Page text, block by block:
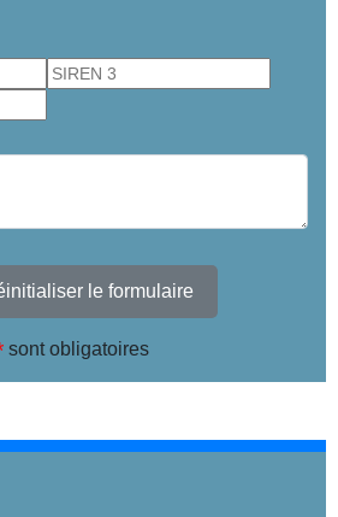
le formulaire
sont obligatoires